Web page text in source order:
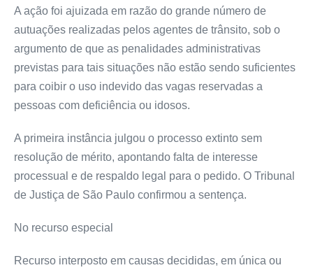
A ação foi ajuizada em razão do grande número de
autuações realizadas pelos agentes de trânsito, sob o
argumento de que as penalidades administrativas
previstas para tais situações não estão sendo suficientes
para coibir o uso indevido das vagas reservadas a
pessoas com deficiência ou idosos.
A primeira instância julgou o processo extinto sem
resolução de mérito, apontando falta de interesse
processual e de respaldo legal para o pedido. O Tribunal
de Justiça de São Paulo confirmou a sentença.
No recurso especial
Recurso interposto em causas decididas, em única ou